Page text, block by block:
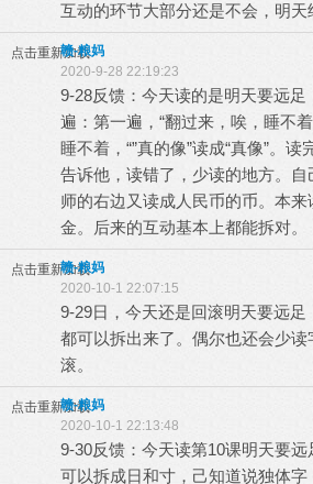
互动的环节大部分还是不会，明天
点击重新加载
赣-粮妈
2020-9-28 22:19:23
9-28反馈：今天读的是明天要远
遍：第一遍，“翻过来，唉，睡不着
睡不着，“”真的像”读成“真像”。
告诉他，读错了，少读的地方。
师的右边又读成人民币的币。本
金。后来的互动基本上都能拆对。
点击重新加载
赣-粮妈
2020-10-1 22:07:15
9-29日，今天还是回滚明天要远足
都可以拆出来了。偶尔也还会少读
滚。
点击重新加载
赣-粮妈
2020-10-1 22:13:48
9-30反馈：今天读第10课明天要
可以拆成日和寸，己知道说独体